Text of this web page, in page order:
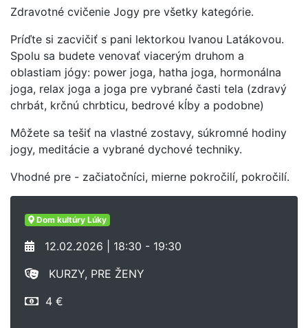
Zdravotné cvičenie Jogy pre všetky kategórie.
Príďte si zacvičiť s pani lektorkou Ivanou Latákovou.
Spolu sa budete venovať viacerým druhom a
oblastiam jógy: power joga, hatha joga, hormonálna
joga, relax joga a joga pre vybrané časti tela (zdravý
chrbát, krčnú chrbticu, bedrové kĺby a podobne)
Môžete sa tešiť na vlastné zostavy, súkromné hodiny
jogy, meditácie a vybrané dychové techniky.
Vhodné pre - začiatočníci, mierne pokročilí, pokročilí.
Dom kultúry Lúky
12.02.2026 | 18:30 - 19:30
KURZY, PRE ŽENY
4 €